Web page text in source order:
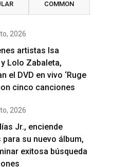
COMMON
2026
artistas Isa
Lolo Zabaleta,
el DVD en vivo ‘Ruge
cinco canciones
2026
Jr., enciende
su nuevo álbum,
exitosa búsqueda